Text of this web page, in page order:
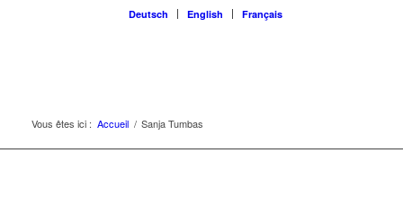
Deutsch English Français
Vous êtes ici : Accueil / Sanja Tumbas